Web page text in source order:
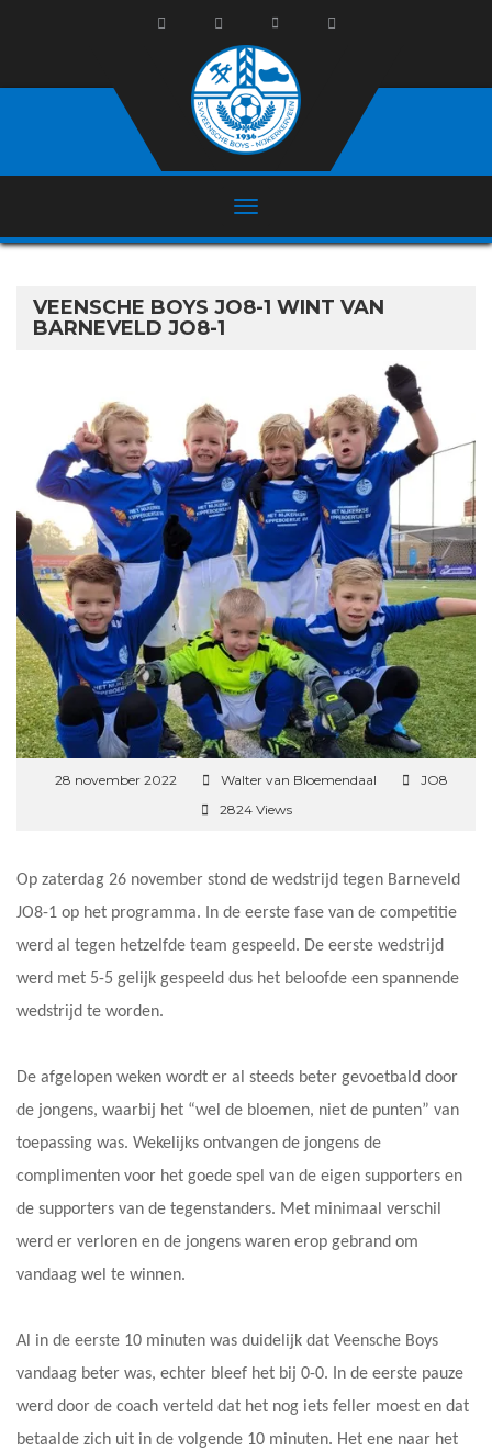
VEENSCHE BOYS JO8-1 WINT VAN
BARNEVELD JO8-1
28 november 2022 Walter van Bloemendaal
JO8
2824 Views
Op zaterdag 26 november stond de wedstrijd tegen Barneveld
JO8-1 op het programma. In de eerste fase van de competitie
werd al tegen hetzelfde team gespeeld. De eerste wedstrijd
werd met 5-5 gelijk gespeeld dus het beloofde een spannende
wedstrijd te worden.
De afgelopen weken wordt er al steeds beter gevoetbald door
de jongens, waarbij het “wel de bloemen, niet de punten” van
toepassing was. Wekelijks ontvangen de jongens de
complimenten voor het goede spel van de eigen supporters en
de supporters van de tegenstanders. Met minimaal verschil
werd er verloren en de jongens waren erop gebrand om
vandaag wel te winnen.
Al in de eerste 10 minuten was duidelijk dat Veensche Boys
vandaag beter was, echter bleef het bij 0-0. In de eerste pauze
werd door de coach verteld dat het nog iets feller moest en dat
betaalde zich uit in de volgende 10 minuten. Het ene naar het